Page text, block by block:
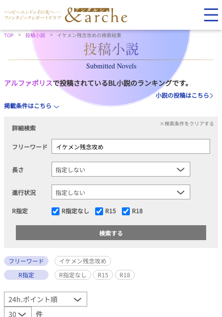
TOP 投稿小説 イケメン残念攻めの検索結果
Submitted Novels
アルファポリスで投稿されているBL小説のランキングです。
小説の投稿はこちら
掲載条件はこちら
詳細検索
×検索条件をクリアする
フリーワード
長さ
進行状況
R指定 R指定なし R15 R18
フリーワード
イケメン残念攻め
R指定
R指定なし R15 R18
件